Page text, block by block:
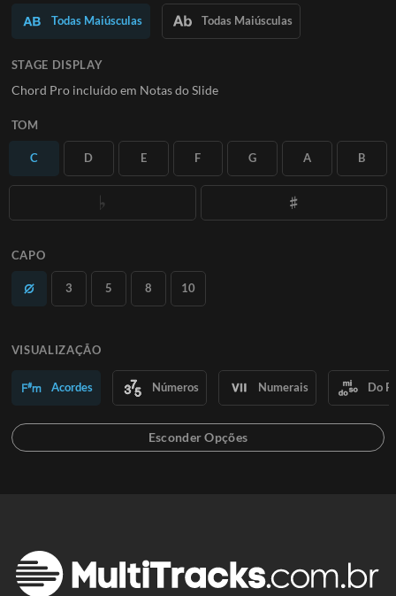
Todas Maiúsculas Todas Maiúsculas
STAGE DISPLAY
Chord Pro incluído em Notas do Slide
TOM
C D E F G A B
CAPO
3 5 8 10
VISUALIZAÇÃO
Acordes Números Numerais Do